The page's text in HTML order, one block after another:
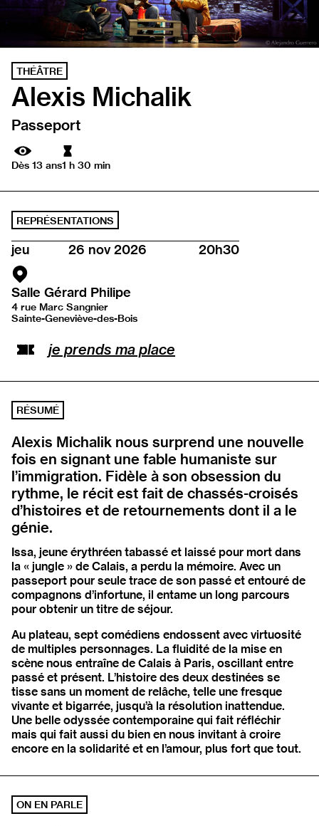
THÉÂTRE
Alexis Michalik
Passeport
Dès 13 ansDurée
1 h 30 min
REPRÉSENTATIONS
jeu 26 nov 2026 20h30
Salle Gérard Philipe
4 rue Marc Sangnier
Sainte-Geneviève-des-Bois
je prends ma place
RÉSUMÉ
Alexis Michalik nous surprend une nouvelle
fois en signant une fable humaniste sur
l’immigration. Fidèle à son obsession du
rythme, le récit est fait de chassés-croisés
d’histoires et de retournements dont il a le
génie.
Issa, jeune érythréen tabassé et laissé pour mort dans
la « jungle » de Calais, a perdu la mémoire. Avec un
passeport pour seule trace de son passé et entouré de
compagnons d’infortune, il entame un long parcours
pour obtenir un titre de séjour.
Au plateau, sept comédiens endossent avec virtuosité
de multiples personnages. La fluidité de la mise en
scène nous entraîne de Calais à Paris, oscillant entre
passé et présent. L’histoire des deux destinées se
tisse sans un moment de relâche, telle une fresque
vivante et bigarrée, jusqu’à la résolution inattendue.
Une belle odyssée contemporaine qui fait réfléchir
mais qui fait aussi du bien en nous invitant à croire
encore en la solidarité et en l’amour, plus fort que tout.
ON EN PARLE